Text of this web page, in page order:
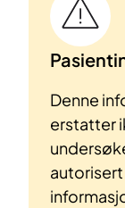
Denne
erstatter